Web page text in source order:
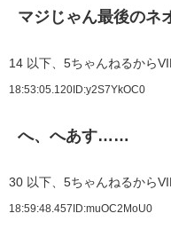
マジじゃん最後のネ
14 以下、5ちゃんねるから
18:53:05.120 ID:y2S7YkOC0
へ、へあす……
30 以下、5ちゃんねるから
18:59:48.457 ID:muOC2MoU0